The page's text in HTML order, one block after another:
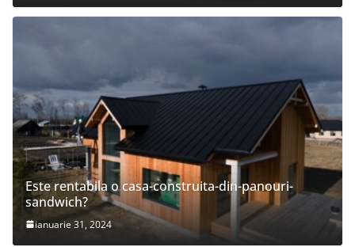
Este rentabila o casa-construita-din-panouri-
sandwich?
ianuarie 31, 2024